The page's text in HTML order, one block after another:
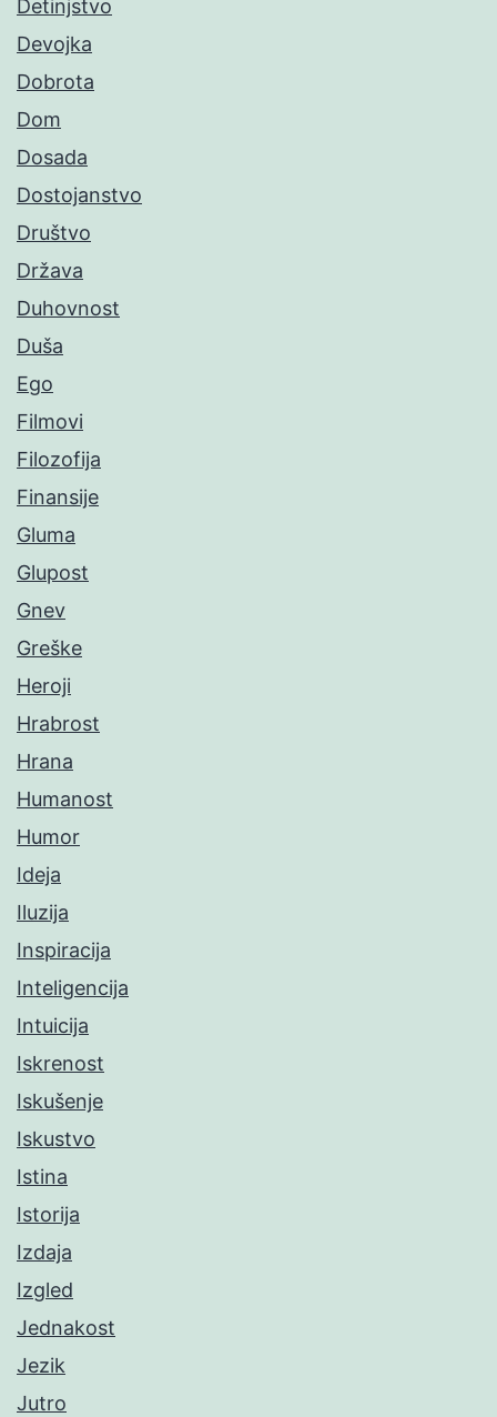
Detinjstvo
Devojka
Dobrota
Dom
Dosada
Dostojanstvo
Društvo
Država
Duhovnost
Duša
Ego
Filmovi
Filozofija
Finansije
Gluma
Glupost
Gnev
Greške
Heroji
Hrabrost
Hrana
Humanost
Humor
Ideja
Iluzija
Inspiracija
Inteligencija
Intuicija
Iskrenost
Iskušenje
Iskustvo
Istina
Istorija
Izdaja
Izgled
Jednakost
Jezik
Jutro